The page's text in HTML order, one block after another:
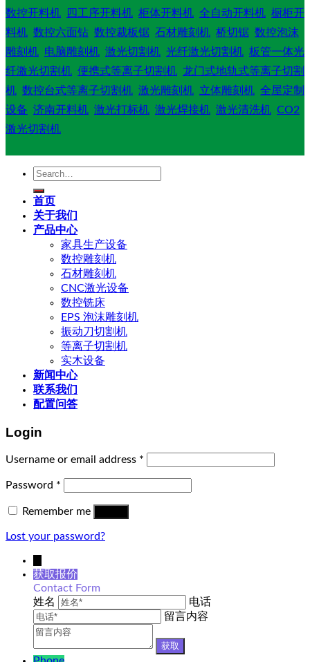
数控开料机
四工序开料机 柜体开料机 全自动开料机 橱柜开
料机 数控六面钻 数控裁板锯 石材雕刻机 桥切锯 数控泡沫
雕刻机 电脑雕刻机 激光切割机 光纤激光切割机 板管一体光
纤激光切割机 便携式等离子切割机 龙门式地轨式等离子切割
机 数控台式等离子切割机 激光雕刻机 立体雕刻机 全屋定制
设备 济南开料机 激光打标机 激光焊接机 激光清洗机 CO2
激光切割机
Search
首页
关于我们
产品中心
家具生产设备
数控雕刻机
石材雕刻机
CNC激光设备
数控铣床
EPS 泡沫雕刻机
振动刀切割机
等离子切割机
实木设备
新闻中心
联系我们
配置问答
Login
Username or email address *
Password *
Remember me
Lost your password?
获取报价
Contact Form
姓名
电话
留言内容